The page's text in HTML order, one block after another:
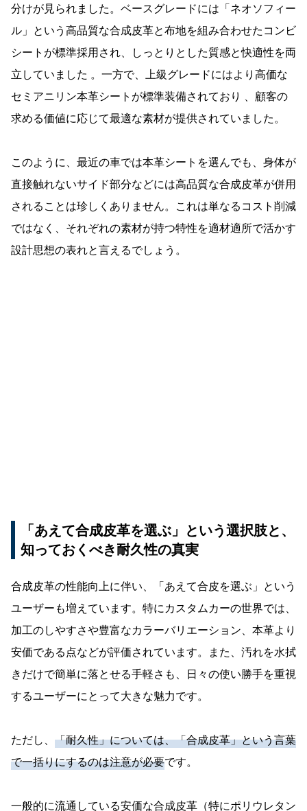
分けが見られました。ベースグレードには「ネオソフィー
ル」という高品質な合成皮革と布地を組み合わせたコンビ
シートが標準採用され、しっとりとした質感と快適性を両
立していました 。一方で、上級グレードにはより高価な
セミアニリン本革シートが標準装備されており 、顧客の
求める価値に応じて最適な素材が提供されていました。
このように、最近の車では本革シートを選んでも、身体が
直接触れないサイド部分などには高品質な合成皮革が併用
されることは珍しくありません。これは単なるコスト削減
ではなく、それぞれの素材が持つ特性を適材適所で活かす
設計思想の表れと言えるでしょう。
「あえて合成皮革を選ぶ」という選択肢と、
知っておくべき耐久性の真実
合成皮革の性能向上に伴い、「あえて合皮を選ぶ」という
ユーザーも増えています。特にカスタムカーの世界では、
加工のしやすさや豊富なカラーバリエーション、本革より
安価である点などが評価されています。また、汚れを水拭
きだけで簡単に落とせる手軽さも、日々の使い勝手を重視
するユーザーにとって大きな魅力です。
ただし、 「耐久性」については、「合成皮革」という言葉
で一括りにするのは注意が必要です。
一般的に流通している安価な合成皮革（特にポリウレタン